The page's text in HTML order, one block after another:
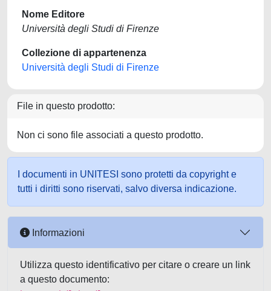
Nome Editore
Università degli Studi di Firenze
Collezione di appartenenza
Università degli Studi di Firenze
File in questo prodotto:
Non ci sono file associati a questo prodotto.
I documenti in UNITESI sono protetti da copyright e
tutti i diritti sono riservati, salvo diversa indicazione.
Informazioni
Utilizza questo identificativo per citare o creare un link
a questo documento: